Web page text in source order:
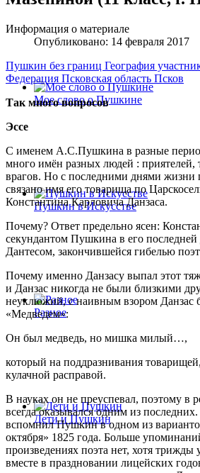
Мое слово о Пушкине
Пушкин в Искусстве
Разное
Дети и Пушкин
Информация о материале
Опубликовано: 14 февраля 2017
Пушкин без границ География
Федерация Псковская область Псков
Так много вопросов
Эссе
С именем А.С.Пушкина в разные
много имён разных людей : приятелей,
врагов. Но с последними днями жизни
связано имя его товарища по
Константина Карловича Данзаса.
Почему? Ответ предельно ясен:
секундантом Пушкина в его
Дантесом, закончившейся гибелью
Почему именно Данзасу выпал этот
и Данзас никогда не были близкими
неуклюжий, с наивным взором Данзас
«Медведем»:
Он был медведь, но мишка милый…,
который на поддразнивания
кулачной расправой.
В науках он не преуспевал, поэтому в
всегда оказывался одним из
вспомнил Пушкин в одном из
октября» 1825 года. Больше
произведениях поэта нет, хотя трижды
вместе в праздновании лицейских